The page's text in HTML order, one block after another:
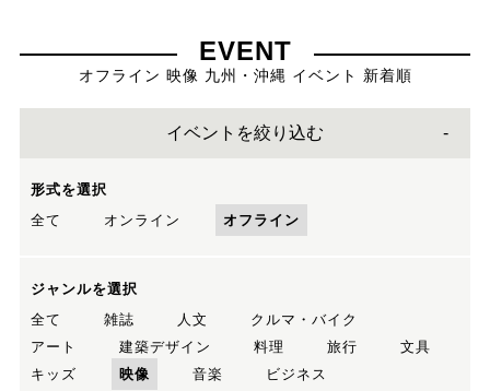
EVENT
オフライン 映像 九州・沖縄 イベント 新着順
イベントを絞り込む
形式を選択
全て
オンライン オフライン
ジャンルを選択
全て
雑誌 人文
クルマ・バイク
アート
建築デザイン 料理 旅行
文具
キッズ
映像 音楽
ビジネス